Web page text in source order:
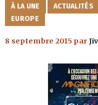
CATÉGORIES
À LA UNE ACTUALITÉS
EUROPE
8 septembre 2015 par